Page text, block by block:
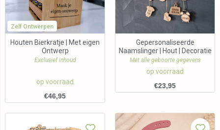
Zelf Ontwerpen
Houten Bierkratje | Met eigen
Ontwerp
Exclusief inhoud
op voorraad
€46,95
Gepersonaliseerde
Naamslinger | Hout | Decoratie
Met alle geboorte gegevens
op voorraad
€23,95